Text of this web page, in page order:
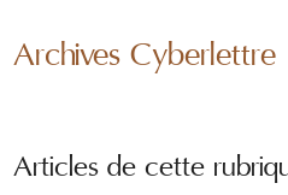
Archives Cyberlettre
Articles de cette